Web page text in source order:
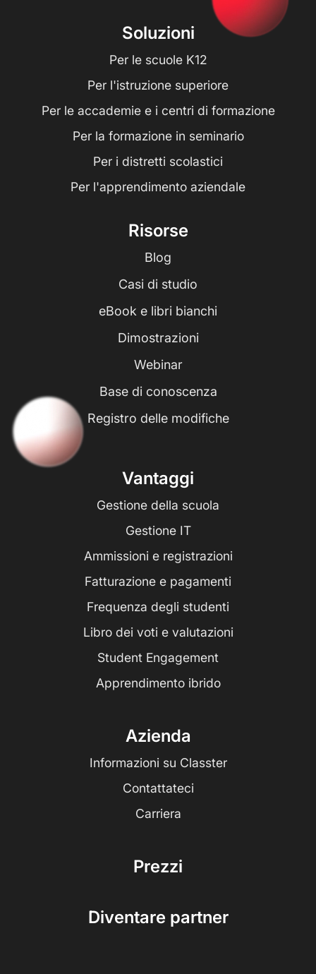
Soluzioni
Per le scuole K12
Per l'istruzione superiore
Per le accademie e i centri di formazione
Per la formazione in seminario
Per i distretti scolastici
Per l'apprendimento aziendale
Risorse
Blog
Casi di studio
eBook e libri bianchi
Dimostrazioni
Webinar
Base di conoscenza
Registro delle modifiche
Vantaggi
Gestione della scuola
Gestione IT
Ammissioni e registrazioni
Fatturazione e pagamenti
Frequenza degli studenti
Libro dei voti e valutazioni
Student Engagement
Apprendimento ibrido
Azienda
Informazioni su Classter
Contattateci
Carriera
Prezzi
Diventare partner